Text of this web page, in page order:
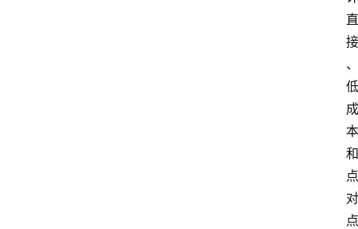
直
接
、
低
成
本
和
点
对
点